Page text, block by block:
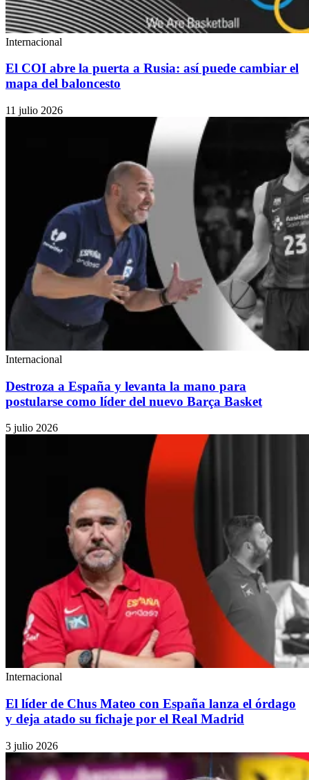
Internacional
El COI abre la puerta a Rusia: así puede cambiar el
mapa del baloncesto
11 julio 2026
Internacional
Destroza a España y levanta la mano para
postularse como líder del nuevo Barça Basket
5 julio 2026
Internacional
El líder de Chus Mateo con España lanza el órdago
y deja atado su fichaje por el Real Madrid
3 julio 2026